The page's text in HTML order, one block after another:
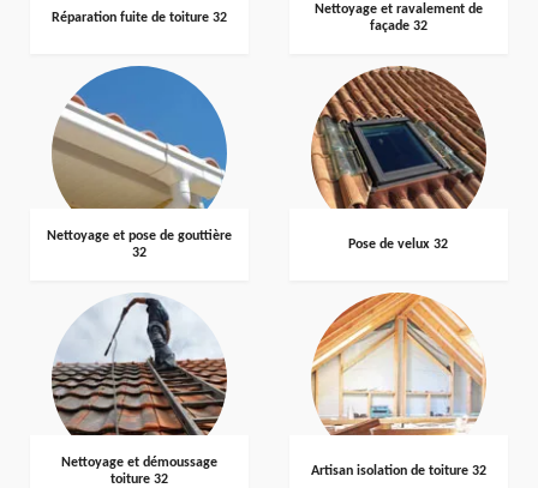
Réparation fuite de toiture 32
Nettoyage et ravalement de
façade 32
Nettoyage et pose de gouttière
32
Pose de velux 32
Nettoyage et démoussage
toiture 32
Artisan isolation de toiture 32